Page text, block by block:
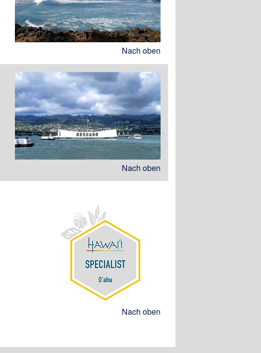
Nach oben
Nach oben
Nach oben